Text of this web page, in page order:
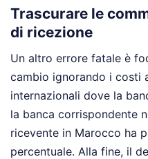
Trascurare le
di ricezione
Un altro errore fatale è
cambio ignorando i costi
internazionali dove la
la banca corrispondente
ricevente in Marocco ha
percentuale. Alla fine, il